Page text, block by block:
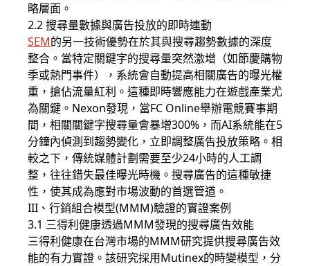
略層面。
2.2 搜尋量數據與廣告投放的即時連動
SEM的另一技術優勢在於其與搜尋趨勢數據的深度
整合。當特定關鍵字的搜尋量突然激增（如節慶購物
季或熱門事件），系統會自動提高相關廣告的曝光權
重，搶佔流量紅利。這種即時響應能力在遊戲產業尤
為關鍵。Nexon發現，當FC Online舉辦電競賽事期
間，相關關鍵字搜尋量會暴增300%，而AI系統能在5
分鐘內偵測到趨勢變化，立即調整廣告投放策略。相
較之下，傳統媒體計劃需要至少24小時的人工調
整，往往錯失最佳曝光時機。搜尋廣告的這種敏捷
性，使其成為應對市場波動的首選管道。
III、行銷組合模型(MMM)驗證的實證案例
3.1 三得利健康透過MMM發現的搜尋廣告效能
三得利健康在台灣市場的MMM研究提供搜尋廣告效
能的有力實證。該研究採用Mutinex的時變模型，分